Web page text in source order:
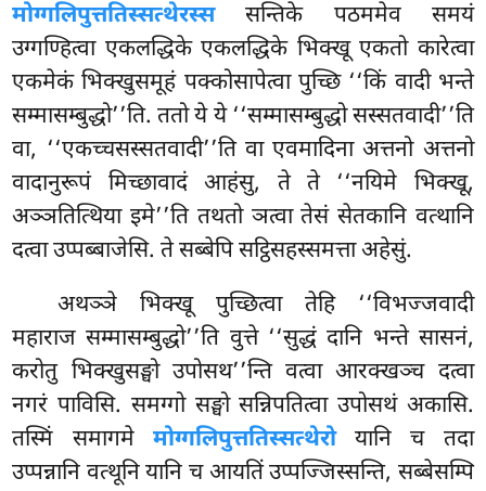
मोग्गलिपुत्ततिस्सत्थेरस्ससन्तिके पठममेव समयं
उग्गण्हित्वा एकलद्धिके एकलद्धिके भिक्खू एकतो कारेत्वा
एकमेकं भिक्खुसमूहं पक्कोसापेत्वा पुच्छि ‘‘किं वादी भन्ते
सम्मासम्बुद्धो’’ति. ततो ये ये ‘‘सम्मासम्बुद्धो सस्सतवादी’’ति
वा, ‘‘एकच्चसस्सतवादी’’ति वा एवमादिना अत्तनो अत्तनो
वादानुरूपं मिच्छावादं आहंसु, ते ते ‘‘नयिमे भिक्खू,
अञ्ञतित्थिया इमे’’ति तथतो ञत्वा तेसं सेतकानि वत्थानि
दत्वा उप्पब्बाजेसि. ते सब्बेपि सट्ठिसहस्समत्ता अहेसुं.
अथञ्ञे भिक्खू पुच्छित्वा तेहि ‘‘विभज्जवादी
महाराज सम्मासम्बुद्धो’’ति वुत्ते ‘‘सुद्धं दानि भन्ते सासनं,
करोतु भिक्खुसङ्घो उपोसथ’’न्ति वत्वा आरक्खञ्च दत्वा
नगरं पाविसि. समग्गो सङ्घो सन्निपतित्वा उपोसथं अकासि.
तस्मिं समागमे मोग्गलिपुत्ततिस्सत्थेरोयानि च तदा
उप्पन्नानि वत्थूनि यानि च आयतिं उप्पज्जिस्सन्ति, सब्बेसम्पि